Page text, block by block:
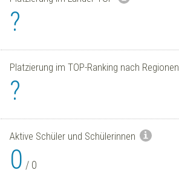
?
Platzierung im TOP-Ranking nach Regionen
?
Aktive Schüler und Schülerinnen
0 / 0